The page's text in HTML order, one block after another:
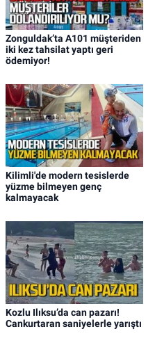
Zonguldak’ta A101 müşteriden
iki kez tahsilat yaptı geri
ödemiyor!
Kilimli'de modern tesislerde
yüzme bilmeyen genç
kalmayacak
Kozlu Ilıksu’da can pazarı!
Cankurtaran saniyelerle yarıştı